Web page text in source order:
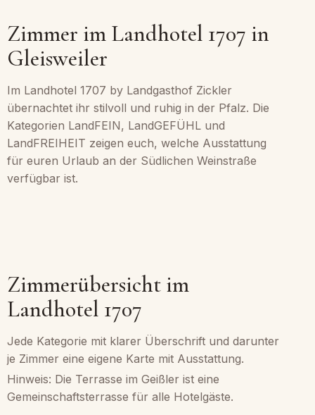
Zimmer im Landhotel 1707 in
Gleisweiler
Im Landhotel 1707 by Landgasthof Zickler
übernachtet ihr stilvoll und ruhig in der Pfalz. Die
Kategorien LandFEIN, LandGEFÜHL und
LandFREIHEIT zeigen euch, welche Ausstattung
für euren Urlaub an der Südlichen Weinstraße
verfügbar ist.
Zimmerübersicht im
Landhotel 1707
Jede Kategorie mit klarer Überschrift und darunter
je Zimmer eine eigene Karte mit Ausstattung.
Hinweis: Die Terrasse im Geißler ist eine
Gemeinschaftsterrasse für alle Hotelgäste.